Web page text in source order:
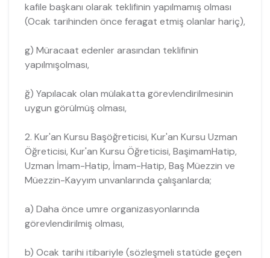
kafile başkanı olarak teklifinin yapılmamış olması
(Ocak tarihinden önce feragat etmiş olanlar hariç),
g) Müracaat edenler arasından teklifinin
yapılmışolması,
ğ) Yapılacak olan mülakatta görevlendirilmesinin
uygun görülmüş olması,
2. Kur'an Kursu Başöğreticisi, Kur'an Kursu Uzman
Öğreticisi, Kur'an Kursu Öğreticisi, BaşimamHatip,
Uzman İmam-Hatip, İmam-Hatip, Baş Müezzin ve
Müezzin-Kayyım unvanlarında çalışanlarda;
a) Daha önce umre organizasyonlarında
görevlendirilmiş olması,
b) Ocak tarihi itibariyle (sözleşmeli statüde geçen